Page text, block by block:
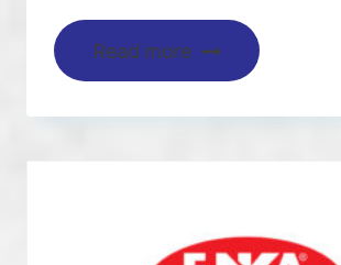
Read more